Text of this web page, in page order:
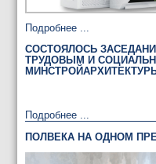
Подробнее ...
СОСТОЯЛОСЬ
ТРУДОВЫМ И
Подробнее ...
ПОЛВЕКА НА ОДНОМ